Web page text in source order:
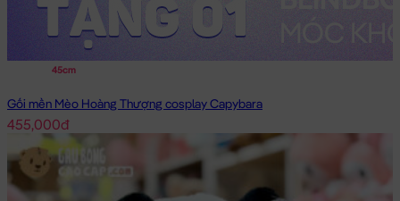
45cm
Gối mền Mèo Hoàng Thượng cosplay Capybara
455,000đ